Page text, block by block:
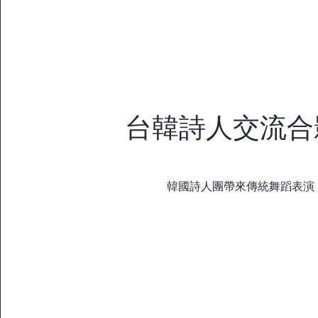
台韓詩人交流合
韓國詩人團帶來傳統舞蹈表演